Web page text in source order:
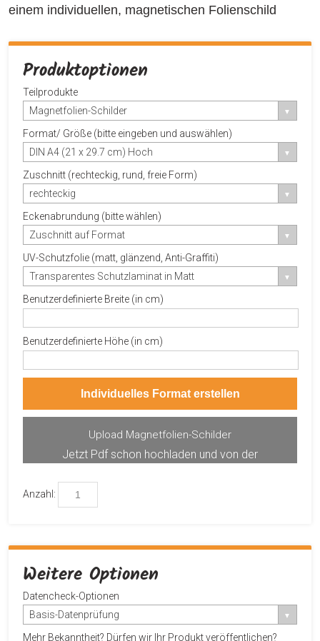
einem individuellen, magnetischen Folienschild
Produktoptionen
Teilprodukte
Magnetfolien-Schilder
Format/ Größe (bitte eingeben und auswählen)
DIN A4 (21 x 29.7 cm) Hoch
Zuschnitt (rechteckig, rund, freie Form)
rechteckig
Eckenabrundung (bitte wählen)
Zuschnitt auf Format
UV-Schutzfolie (matt, glänzend, Anti-Graffiti)
Transparentes Schutzlaminat in Matt
Benutzerdefinierte Breite (in cm)
Benutzerdefinierte Höhe (in cm)
Individuelles Format erstellen
Upload Magnetfolien-Schilder
Jetzt Pdf schon hochladen und von der
Anzahl:
Weitere Optionen
Datencheck-Optionen
Basis-Datenprüfung
Mehr Bekanntheit? Dürfen wir Ihr Produkt veröffentlichen?